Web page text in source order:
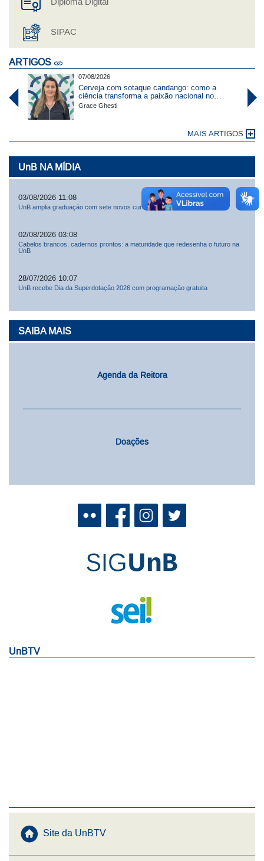
Diploma Digital
SIPAC
ARTIGOS
07/08/2026
Cerveja com sotaque candango: como a
ciência transforma a paixão nacional no
Cerrado
Grace Ghesti
MAIS ARTIGOS
UnB NA MÍDIA
03/08/2026 11:08
UnB amplia graduação com sete novos cursos e mais 300 vagas
02/08/2026 03:08
Cabelos brancos, cadernos prontos: a maturidade que redesenha o futuro na
UnB
28/07/2026 10:07
UnB recebe Dia da Superdotação 2026 com programação gratuita
SAIBA MAIS
Agenda da Reitora
Doações
UnBTV
Site da UnBTV